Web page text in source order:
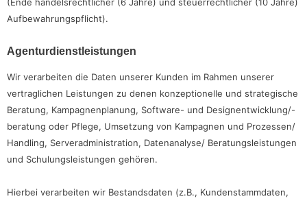
(Ende handelsrechtlicher (6 Jahre) und steuerrechtlicher (10 Jahre)
Aufbewahrungspflicht).
Agenturdienstleistungen
Wir verarbeiten die Daten unserer Kunden im Rahmen unserer
vertraglichen Leistungen zu denen konzeptionelle und strategische
Beratung, Kampagnenplanung, Software- und Designentwicklung/-
beratung oder Pflege, Umsetzung von Kampagnen und Prozessen/
Handling, Serveradministration, Datenanalyse/ Beratungsleistungen
und Schulungsleistungen gehören.
Hierbei verarbeiten wir Bestandsdaten (z.B., Kundenstammdaten,